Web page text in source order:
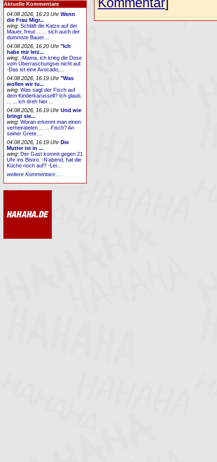
Kommentar]
Aktuelle Kommentare
04.08.2026, 16:23 Uhr Wenn
die Frau Migr...
wing:Schläft die Katze auf der
Mauer, freut ... ... sich auch der
dümmste Bauer....
04.08.2026, 16:20 Uhr "Ich
habe mir letz...
wing:-Mama, ich krieg die Dose
vom Überraschungsei nicht auf.
-Das ist eine Avocado,...
04.08.2026, 16:19 Uhr "Was
wollen wir tu...
wing:Was sagt der Fisch auf
dem Kinderkarussell? Ich glaub,
... ... ich dreh hier ...
04.08.2026, 16:19 Uhr Und wie
bringt sie...
wing:Woran erkennt man einen
verheirateten ... ... Fisch? An
seiner Grete....
04.08.2026, 16:19 Uhr Die
Mutter ist in ...
wing:Der Gast kommt gegen 21
Uhr ins Bistro. -N’abend, hat die
Küche noch auf? -Lei...
weitere Kommentare ...